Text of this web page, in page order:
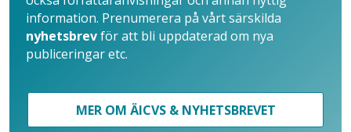
information. Prenumerera på vårt särskilda
nyhetsbrevför att bli uppdaterad om nya
publiceringar etc.
MER OM ÄICVS & NYHETSBREVET